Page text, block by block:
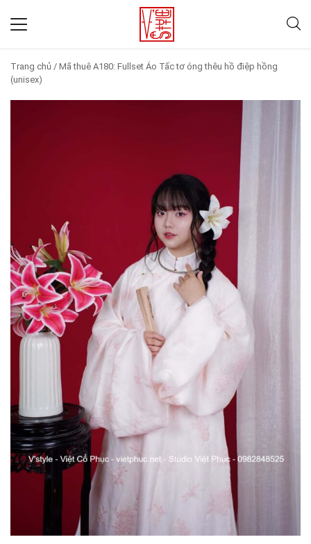
Trang chủ / Mã thuê A180: Fullset Áo Tấc tơ óng thêu hồ điệp hồng
(unisex)